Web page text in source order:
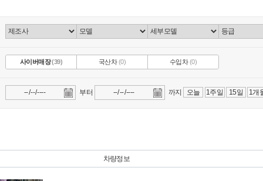
사이버매장(39) 국산차(0) 수입차(0)
부터 까지 오늘 1주일 15일 1개
차량정보